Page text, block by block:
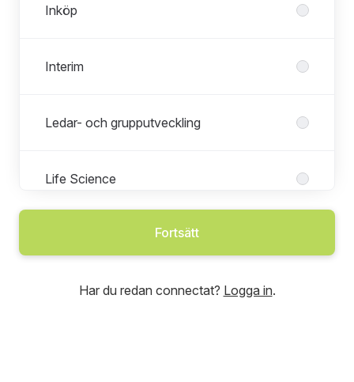
Inköp
Interim
Ledar- och grupputveckling
Life Science
Marketing
Fortsätt
Har du redan connectat? Logga in.